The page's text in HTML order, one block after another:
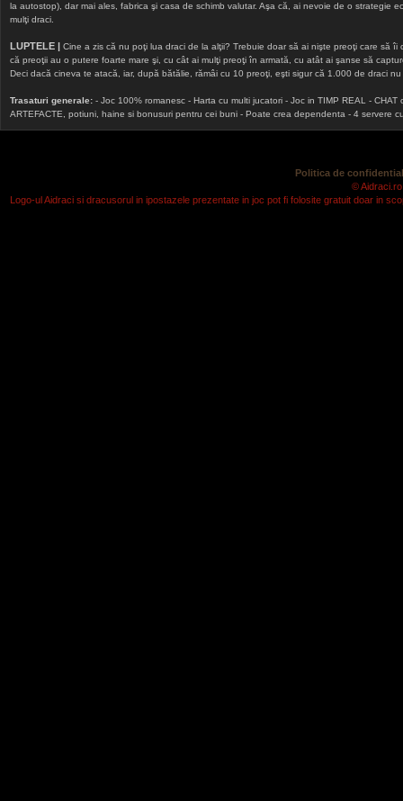
la autostop), dar mai ales, fabrica şi casa de schimb valutar. Aşa că, ai nevoie de o strategie
mulţi draci.
LUPTELE | Cine a zis că nu poţi lua draci de la alţii? Trebuie doar să ai nişte preoţi care să
că preoţii au o putere foarte mare şi, cu cât ai mulţi preoţi în armată, cu atât ai şanse să
Deci dacă cineva te atacă, iar, după bătălie, rămâi cu 10 preoţi, eşti sigur că 1.000 de draci
Trasaturi generale: - Joc 100% romanesc - Harta cu multi jucatori - Joc in TIMP REAL -
ARTEFACTE, potiuni, haine si bonusuri pentru cei buni - Poate crea dependenta - 4 servere
Politica de
©
Logo-ul Aidraci si dracusorul in ipostazele prezentate in joc pot fi folosite gratuit doar in